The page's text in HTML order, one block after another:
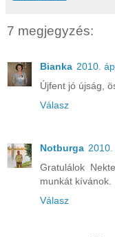
7 megjegyzés:
Bianka 2010.
Újfent jó újság,
Válasz
Notburga 2010.
Gratulálok
munkát kívánok.
Válasz